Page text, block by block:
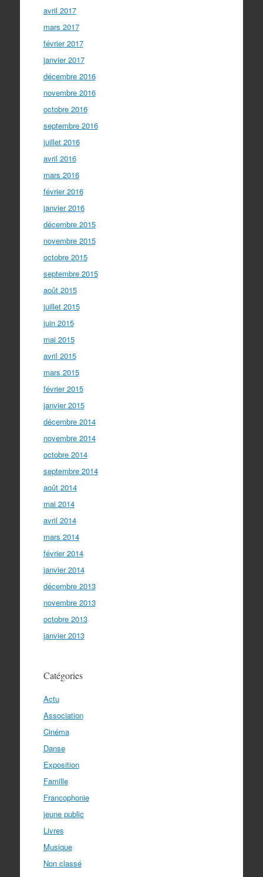
avril 2017
mars 2017
février 2017
janvier 2017
décembre 2016
novembre 2016
octobre 2016
septembre 2016
juillet 2016
avril 2016
mars 2016
février 2016
janvier 2016
décembre 2015
novembre 2015
octobre 2015
septembre 2015
août 2015
juillet 2015
juin 2015
mai 2015
avril 2015
mars 2015
février 2015
janvier 2015
décembre 2014
novembre 2014
octobre 2014
septembre 2014
août 2014
mai 2014
avril 2014
mars 2014
février 2014
janvier 2014
décembre 2013
novembre 2013
octobre 2013
janvier 2013
Catégories
Actu
Association
Cinéma
Danse
Exposition
Famille
Francophonie
jeune public
Livres
Musique
Non classé